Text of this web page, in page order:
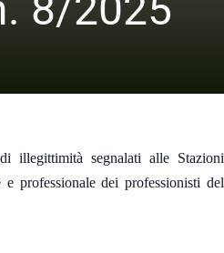
illegittimità segnalati alle Stazioni
professionale dei professionisti del